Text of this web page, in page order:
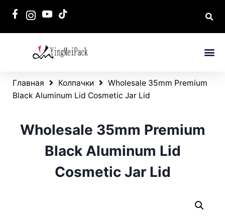
Главная Колпачки
Wholesale 35mm Premium
Black Aluminum Lid Cosmetic Jar Lid
Wholesale 35mm Premium
Black Aluminum Lid
Cosmetic Jar Lid